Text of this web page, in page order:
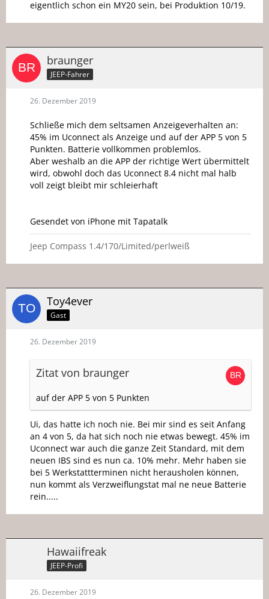
eigentlich schon ein MY20 sein, bei Produktion 10/19.
braunger
JEEP-Fahrer
26. Dezember 2019
Schließe mich dem seltsamen Anzeigeverhalten an:
45% im Uconnect als Anzeige und auf der APP 5 von 5
Punkten. Batterie vollkommen problemlos.
Aber weshalb an die APP der richtige Wert übermittelt
wird, obwohl doch das Uconnect 8.4 nicht mal halb
voll zeigt bleibt mir schleierhaft
Gesendet von iPhone mit Tapatalk
Jeep Compass 1.4/170/Limited/perlweiß
Toy4ever
Gast
26. Dezember 2019
Zitat von braunger
auf der APP 5 von 5 Punkten
Ui, das hatte ich noch nie. Bei mir sind es seit Anfang
an 4 von 5, da hat sich noch nie etwas bewegt. 45% im
Uconnect war auch die ganze Zeit Standard, mit dem
neuen IBS sind es nun ca. 10% mehr. Mehr haben sie
bei 5 Werkstattterminen nicht herausholen können,
nun kommt als Verzweiflungstat mal ne neue Batterie
rein.....
Hawaiifreak
JEEP-Profi
26. Dezember 2019